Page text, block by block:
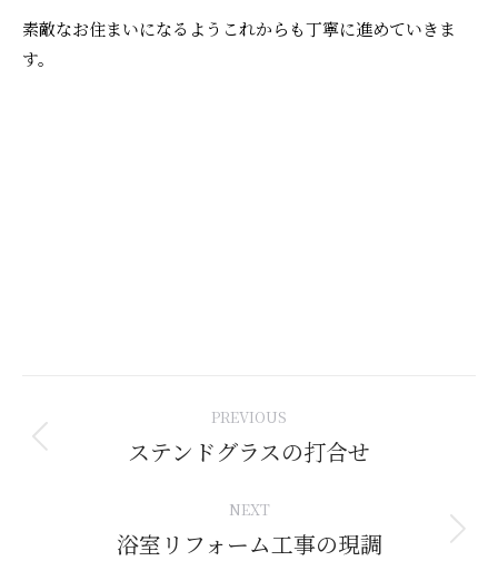
素敵なお住まいになるようこれからも丁寧に進めていきま
す。
navigation
PREVIOUS
Previous
ステンドグラスの打合せ
NEXT
Next
浴室リフォーム工事の現調